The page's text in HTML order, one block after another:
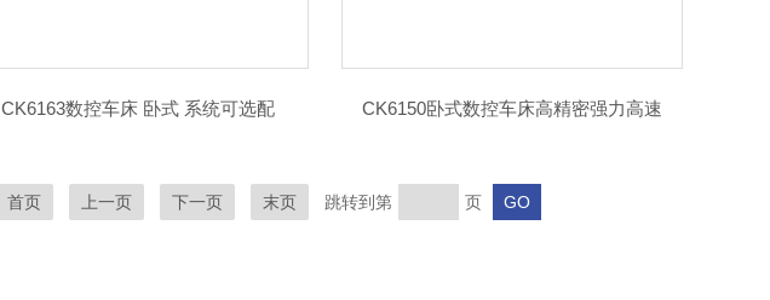
CK6163数控车床 卧式 系统可选配 CK6150卧式数控车床高精密强力高速
首页 上一页 下一页 末页 跳转到第 页